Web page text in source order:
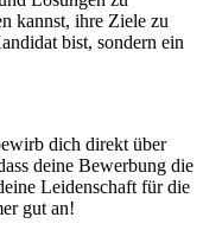
kannst, ihre Ziele zu
bist, sondern ein
dich direkt über
deine Bewerbung die
Leidenschaft für die
gut an!